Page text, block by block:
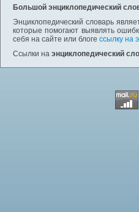
Большой энциклопедический
Энциклопедический словарь
которые помогают выявлять
себя на сайте или блоге ссылку на
Ссылки на энциклопедический